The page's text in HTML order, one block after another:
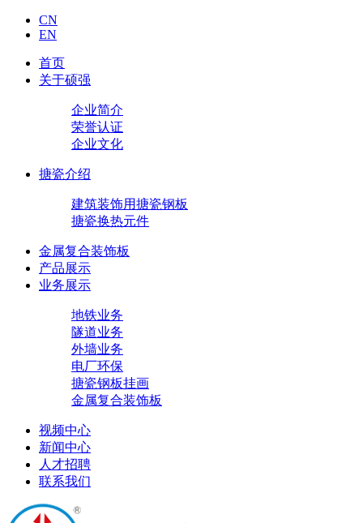
CN
EN
首页
关于硕强
企业简介
荣誉认证
企业文化
搪瓷介绍
建筑装饰用搪瓷钢板
搪瓷换热元件
金属复合装饰板
产品展示
业务展示
地铁业务
隧道业务
外墙业务
电厂环保
搪瓷钢板挂画
金属复合装饰板
视频中心
新闻中心
人才招聘
联系我们